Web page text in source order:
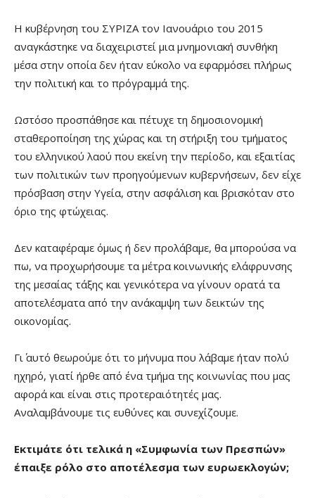
Η κυβέρνηση του ΣΥΡΙΖΑ τον Ιανουάριο του 2015
αναγκάστηκε να διαχειριστεί μια μνημονιακή συνθήκη
μέσα στην οποία δεν ήταν εύκολο να εφαρμόσει πλήρως
την πολιτική και το πρόγραμμά της.
Ωστόσο προσπάθησε και πέτυχε τη δημοσιονομική
σταθεροποίηση της χώρας και τη στήριξη του τμήματος
του ελληνικού λαού που εκείνη την περίοδο, και εξαιτίας
των πολιτικών των προηγούμενων κυβερνήσεων, δεν είχε
πρόσβαση στην Υγεία, στην ασφάλιση και βρισκόταν στο
όριο της φτώχειας.
Δεν καταφέραμε όμως ή δεν προλάβαμε, θα μπορούσα να
πω, να προχωρήσουμε τα μέτρα κοινωνικής ελάφρυνσης
της μεσαίας τάξης και γενικότερα να γίνουν ορατά τα
αποτελέσματα από την ανάκαμψη των δεικτών της
οικονομίας.
Γι΄ αυτό θεωρούμε ότι το μήνυμα που λάβαμε ήταν πολύ
ηχηρό, γιατί ήρθε από ένα τμήμα της κοινωνίας που μας
αφορά και είναι στις προτεραιότητές μας.
Αναλαμβάνουμε τις ευθύνες και συνεχίζουμε.
Εκτιμάτε ότι τελικά η «Συμφωνία των Πρεσπών»
έπαιξε ρόλο στο αποτέλεσμα των ευρωεκλογών;